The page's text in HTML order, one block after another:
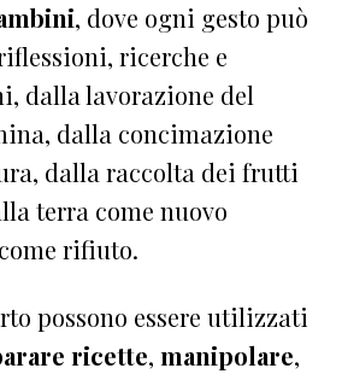
, dove ogni gesto può
ricerche e
dalla lavorazione del
dalla concimazione
dalla raccolta dei frutti
terra come nuovo
rifiuto.
possono essere utilizzati
ricette, manipolare,